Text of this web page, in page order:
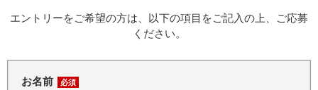
エントリーをご希望の方は、以下の項目をご記入の上、ご応募
ください。
お名前 必須